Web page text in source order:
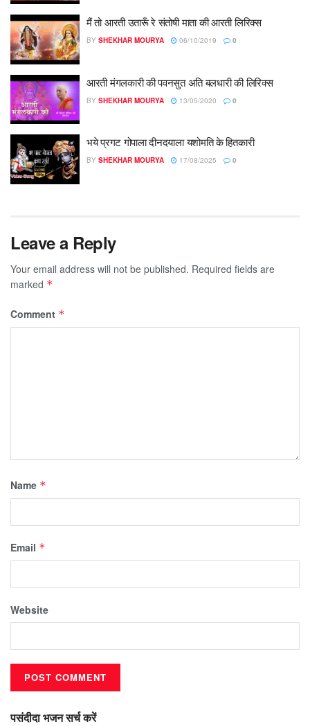
मैं तो आरती उतारूँ रे संतोषी माता की आरती लिरिक्स
BY SHEKHAR MOURYA 06/10/2019 0
आरती मंगलकारी की पवनसुत अति बलधारी की लिरिक्स
BY SHEKHAR MOURYA 13/05/2020 0
भये प्रगट गोपाला दीनदयाला यशोमति के हितकारी
BY SHEKHAR MOURYA 17/08/2025 0
Leave a Reply
Your email address will not be published. Required fields are
marked *
Comment *
Name *
Email *
Website
पसंदीदा भजन सर्च करें